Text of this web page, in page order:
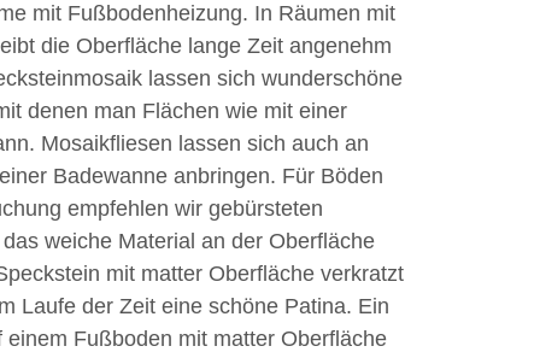
mit Fußbodenheizung. In Räumen mit
die Oberfläche lange Zeit angenehm
lassen sich wunderschöne
denen man Flächen wie mit einer
Mosaikfliesen lassen sich auch an
Badewanne anbringen. Für Böden
empfehlen wir gebürsteten
weiche Material an der Oberfläche
mit matter Oberfläche verkratzt
Laufe der Zeit eine schöne Patina. Ein
einem Fußboden mit matter Oberfläche